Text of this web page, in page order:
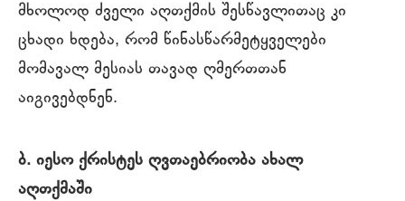
მხოლოდ ძველი აღთქმის შესწავლითაც კი
ცხადი ხდება, რომ წინასწარმეტყველები
მომავალ მესიას თავად ღმერთთან
აიგივებდნენ.
ბ. იესო ქრისტეს ღვთაებრიობა ახალ
აღთქმაში